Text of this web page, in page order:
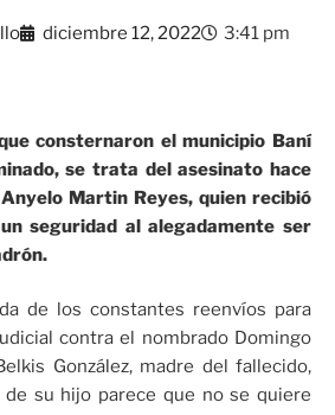
diciembre 12, 2022 3:41 pm
consternaron el municipio Baní
se trata del asesinato hace
Martin Reyes, quien recibió
seguridad al alegadamente ser
de los constantes reenvíos para
contra el nombrado Domingo
González, madre del fallecido,
su hijo parece que no se quiere